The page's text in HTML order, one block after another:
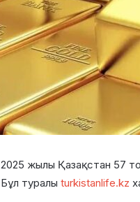
2025 жылы Қазақстан 57
Бұл туралы turkistanlife.kz